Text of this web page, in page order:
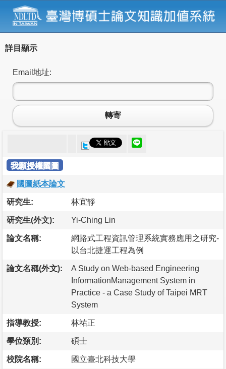
詳目顯示
Email地址:
轉寄
我願授權國圖
國圖紙本論文
研究生: 林宜靜
研究生(外文): Yi-Ching Lin
論文名稱:
網路式工程資訊管理系統實務應用之研究-
以台北捷運工程為例
論文名稱(外文):
A Study on Web-based Engineering
InformationManagement System in
Practice - a Case Study of Taipei MRT
System
指導教授: 林祐正
學位類別: 碩士
校院名稱: 國立臺北科技大學